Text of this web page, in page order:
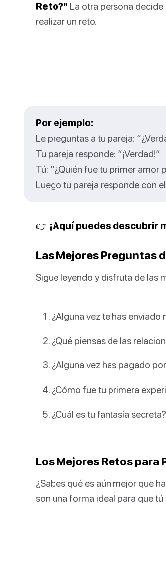
Reto?" La otra persona
realizar un reto.
Por ejemplo:
Le preguntas a tu pareja:
Tu pareja responde: “¡Verdad!”
Tú: “¿Quién fue tu primer amor
Luego tu pareja responde con
👉 ¡Aquí puedes descubrir
Las Mejores Preguntas
Sigue leyendo y disfruta de las
¿Alguna vez te has enviado
¿Qué piensas de las
¿Alguna vez has pagado
¿Cómo fue tu primera
¿Cuál es tu fantasía secreta?
Los Mejores Retos para
¿Sabes qué es aún mejor que
son una forma ideal para que tú